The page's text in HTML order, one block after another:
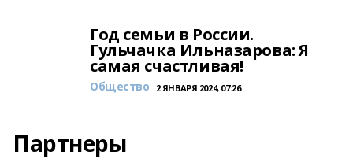
Год семьи в России.
Гульчачка Ильназарова: Я
самая счастливая!
Общество 2 ЯНВАРЯ 2024, 07:26
Партнеры